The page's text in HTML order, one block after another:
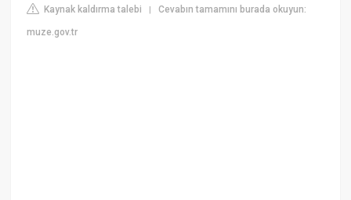
Kaynak kaldırma talebi |Cevabın tamamını burada okuyun:
muze.gov.tr